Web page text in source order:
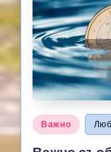
Posted
in
Важно